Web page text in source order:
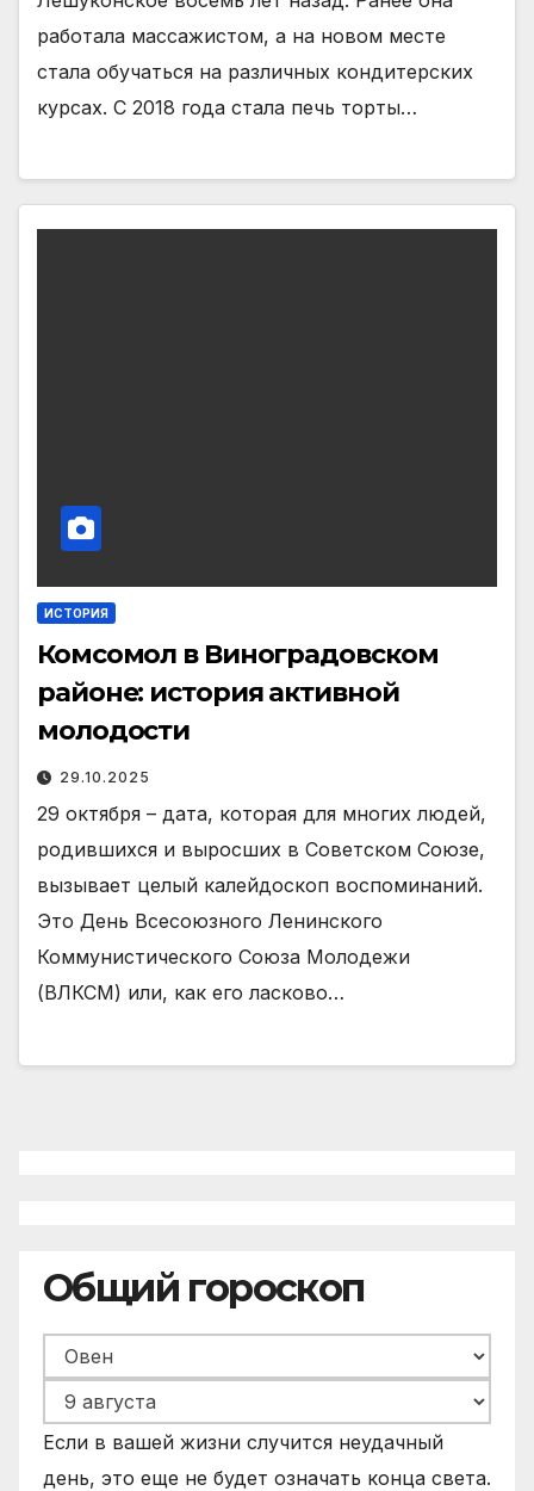
работала массажистом, а на новом месте
стала обучаться на различных кондитерских
курсах. С 2018 года стала печь торты…
ИСТОРИЯ
Комсомол в Виноградовском
районе: история активной
молодости
29.10.2025
29 октября – дата, кото­рая для многих людей,
ро­дившихся и выросших в Советском Союзе,
вызы­вает целый калейдоскоп воспоминаний.
Это День Всесоюзного Ленинского
Коммунистического Союза Молодежи
(ВЛКСМ) или, как его ласково…
Общий гороскоп
Если в вашей жизни случится неудачный
день, это еще не будет означать конца света.